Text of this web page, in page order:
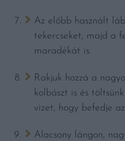
Az előbb használt
tekercseket, majd a
maradékát is.
Rakjuk hozzá a
kolbászt is és
vizet, hogy befedje
Alacsony lángon,